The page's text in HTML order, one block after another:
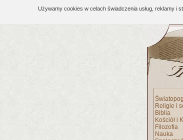
Używamy cookies w celach świadczenia usług, reklamy i
Religie i
Biblia
Kościół i
Filozofia
Nauka